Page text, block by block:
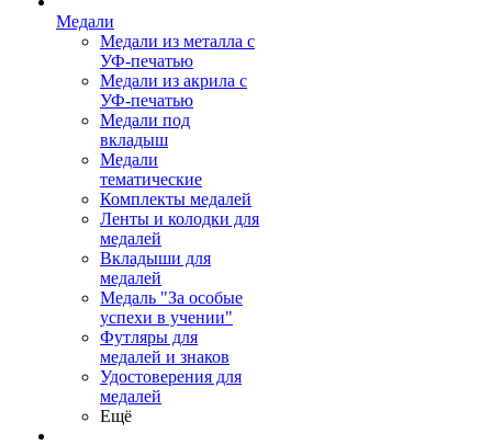
Медали
Медали из металла с
УФ-печатью
Медали из акрила с
УФ-печатью
Медали под
вкладыш
Медали
тематические
Комплекты медалей
Ленты и колодки для
медалей
Вкладыши для
медалей
Медаль "За особые
успехи в учении"
Футляры для
медалей и знаков
Удостоверения для
медалей
Ещё